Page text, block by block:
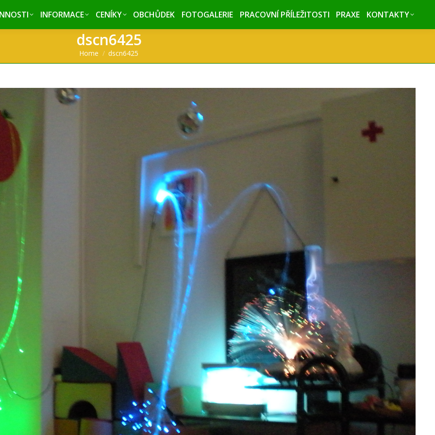
INFORMACE CENÍKY OBCHŮDEK FOTOGALERIE PRACOVNÍ PŘÍLEŽITOSTI PRAXE KONTAKTY
dscn6425
You are here:
Home dscn6425
INFORMACE CENÍKY OBCHŮDEK FOTOGALERIE PRACOVNÍ PŘÍLEŽITOSTI PRAXE KONTAKTY